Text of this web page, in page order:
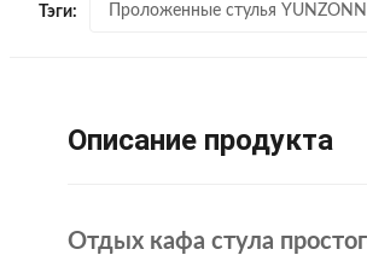
Тэги: Проложенные стулья
Описание продукта
Отдых кафа стула